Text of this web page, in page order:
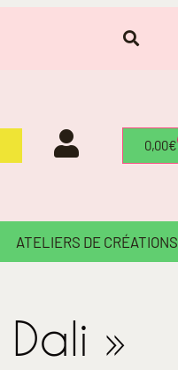
0,00€
ATELIERS DE CRÉATIONS
»